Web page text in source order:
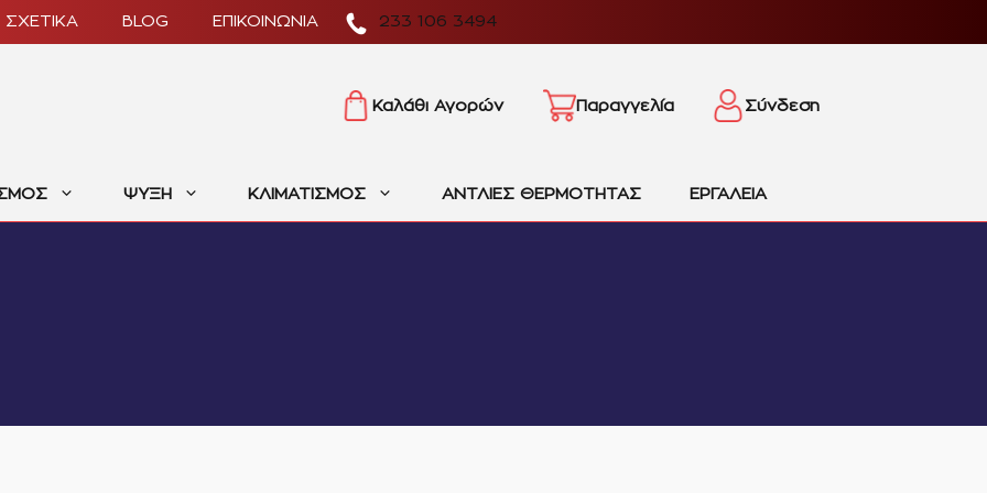
233 106 3494
ΣΧΕΤΙΚΑ BLOG ΕΠΙΚΟΙΝΩΝΙΑ
Καλάθι Αγορών Παραγγελία Σύνδεση
ΨΥΞΗ ΚΛΙΜΑΤΙΣΜΟΣ ΑΝΤΛΙΕΣ ΘΕΡΜΟΤΗΤΑΣ ΕΡΓΑΛΕΙΑ